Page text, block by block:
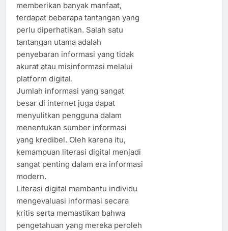
memberikan banyak manfaat,
terdapat beberapa tantangan yang
perlu diperhatikan. Salah satu
tantangan utama adalah
penyebaran informasi yang tidak
akurat atau misinformasi melalui
platform digital.
Jumlah informasi yang sangat
besar di internet juga dapat
menyulitkan pengguna dalam
menentukan sumber informasi
yang kredibel. Oleh karena itu,
kemampuan literasi digital menjadi
sangat penting dalam era informasi
modern.
Literasi digital membantu individu
mengevaluasi informasi secara
kritis serta memastikan bahwa
pengetahuan yang mereka peroleh